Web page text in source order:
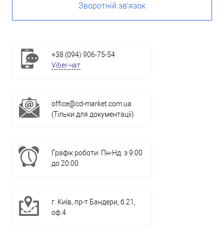
Зворотній зв'язок
+38 (094) 906-75-54
Viber-чат
office@cd-market.com.ua
(Тільки для документації)
Графік роботи: Пн-Нд: з 9:00
до 20:00
г. Київ, пр-т Бандери, б.21,
оф.4